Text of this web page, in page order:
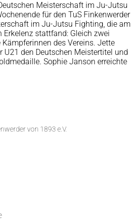
Meisterschaft im Ju-Jutsu
für den TuS Finkenwerder
im Ju-Jutsu Fighting, die am
stattfand: Gleich zwei
des Vereins. Jette
U21 den Deutschen Meistertitel und
Sophie Janson erreichte
von 1893 e.V.